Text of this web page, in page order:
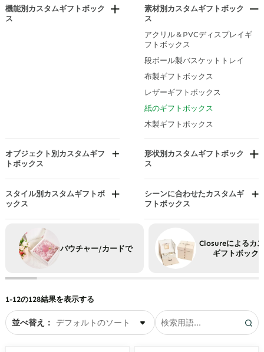
フリップトップギフトボックス
蓋付きギフトボックス
磁気ボックス
積み重ね可能なギフトボックス
機能別カスタムギフトボック
ス
素材別カスタムギフトボック
ス
アクリル＆PVCディスプレイギ
フトボックス
段ボール製バスケットトレイ
布製ギフトボックス
レザーギフトボックス
紙のギフトボックス
木製ギフトボックス
オブジェクト別カスタムギフ
トボックス
企業向けギフトボックス
男性向けギフトボックス
女性向けギフトボックス
形状別カスタムギフトボック
ス
封筒ギフトボックス
切妻ボックス
帽子箱
六角形ボックス
長方形ギフトボックス
スタイル別カスタムギフトボ
ックス
職人のギフトボックス
高級ギフトボックス
ミニマリストボックス
ヴィンテージボックス
シーンに合わせたカスタムギ
フトボックス
記念日ギフトボックス
クリスマスギフトボックス
バレンタインデーギフトボック
バウチャー/カードで
Closureによるカ
ギフトボック
1-12の128結果を表示する
並べ替え：